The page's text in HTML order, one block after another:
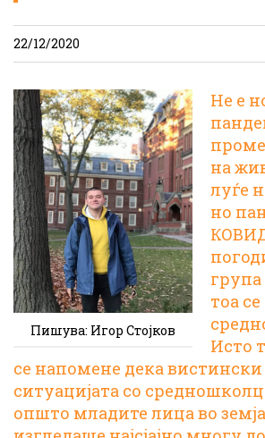
22/12/2020
Пишува: Игор Стојков
Не е
на
луѓе
но
тоа се
Исто
се напомене дека
ситуацијата со
општо младите лица во